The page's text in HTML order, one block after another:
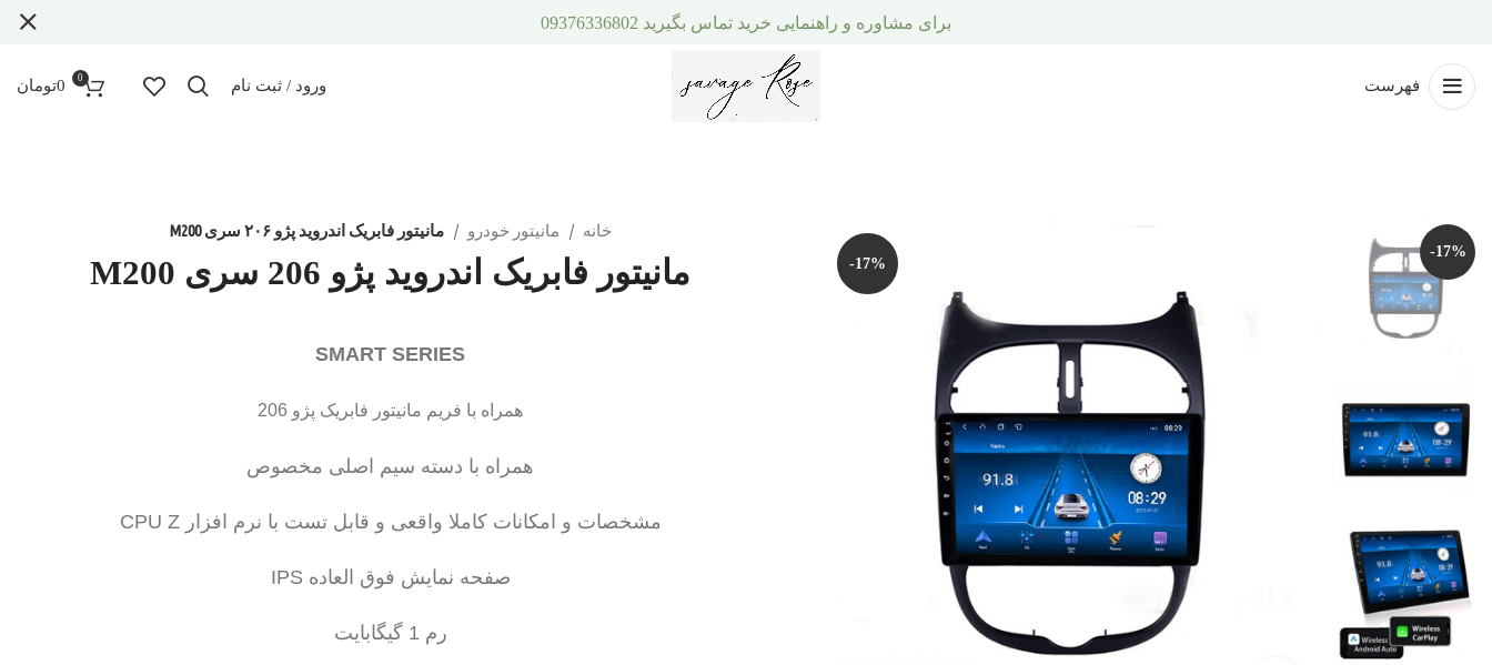
فهرست ورود / ثبت نام 0
0تومان
-17%
-17%
خانه مانیتور خودرو مانیتور فابریک اندروید پژو ۲۰۶ سری M200
مانیتور فابریک اندروید پژو 206 سری M200
SMART SERIES
همراه با فریم مانیتور فابریک پژو 206
همراه با دسته سیم اصلی مخصوص
مشخصات و امکانات کاملا واقعی و قابل تست با نرم افزار CPU Z
صفحه نمایش فوق العاده IPS
رم 1 گیگابایت
برای مشاوره و راهنمایی خرید تماس بگیرید 09376336802